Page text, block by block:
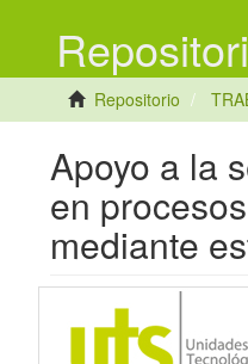
Repositorio
Apoyo a la
en
mediante